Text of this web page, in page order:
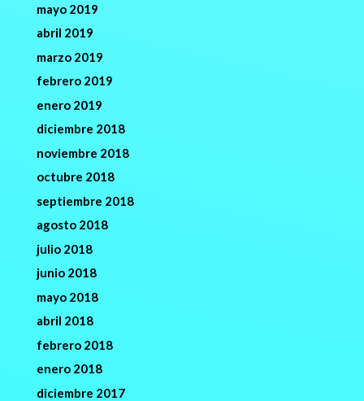
mayo 2019
abril 2019
marzo 2019
febrero 2019
enero 2019
diciembre 2018
noviembre 2018
octubre 2018
septiembre 2018
agosto 2018
julio 2018
junio 2018
mayo 2018
abril 2018
febrero 2018
enero 2018
diciembre 2017